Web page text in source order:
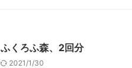
ふくろふ森、2回分
2021/1/30